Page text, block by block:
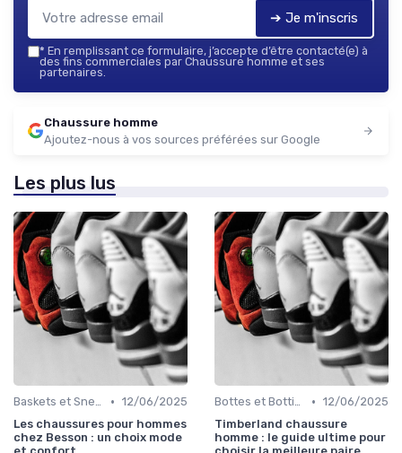
➔ Je m'inscris
* En remplissant ce formulaire, j’accepte d’être contacté(e) à
des fins commerciales par Chaussure homme et ses
partenaires.
Chaussure homme
Ajoutez-nous à vos sources préférées sur Google
Les plus lus
Baskets et Sneakers • 12/06/2025
Les chaussures pour hommes
chez Besson : un choix mode
Bottes et Bottines • 12/06/2025
Timberland chaussure
homme : le guide ultime pour